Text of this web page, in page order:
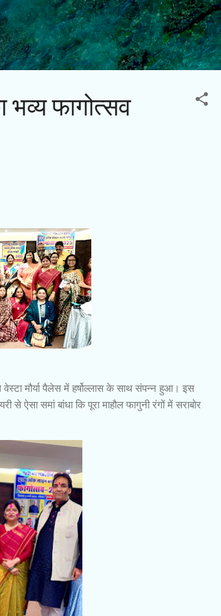
to main content
भव्य फागोत्सव
मौर्या पैलेस में हर्षोल्लास के साथ संपन्न हुआ। इस
से ऐसा समां बांधा कि पूरा माहौल फागुनी रंगों में सराबोर